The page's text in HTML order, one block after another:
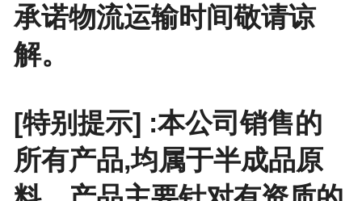
承诺物流运输时间敬请谅
解。
[特别提示] :本公司销售的
所有产品,均属于半成品原